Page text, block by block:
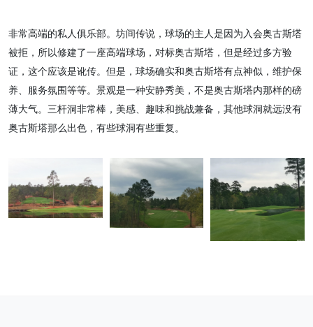
非常高端的私人俱乐部。坊间传说，球场的主人是因为入会奥古斯塔
被拒，所以修建了一座高端球场，对标奥古斯塔，但是经过多方验
证，这个应该是讹传。但是，球场确实和奥古斯塔有点神似，维护保
养、服务氛围等等。景观是一种安静秀美，不是奥古斯塔内那样的磅
薄大气。三杆洞非常棒，美感、趣味和挑战兼备，其他球洞就远没有
奥古斯塔那么出色，有些球洞有些重复。